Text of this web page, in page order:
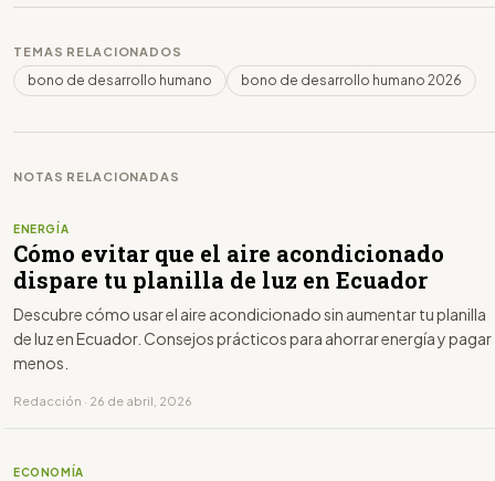
TEMAS RELACIONADOS
bono de desarrollo humano bono de desarrollo humano 2026
NOTAS RELACIONADAS
ENERGÍA
Cómo evitar que el aire acondicionado
dispare tu planilla de luz en Ecuador
Descubre cómo usar el aire acondicionado sin aumentar tu planilla
de luz en Ecuador. Consejos prácticos para ahorrar energía y pagar
menos.
Redacción · 26 de abril, 2026
ECONOMÍA